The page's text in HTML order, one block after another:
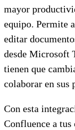
mayor
equipo. Permite
editar
desde Microsoft
tienen que
colaborar en sus
Con esta
Confluence a tus